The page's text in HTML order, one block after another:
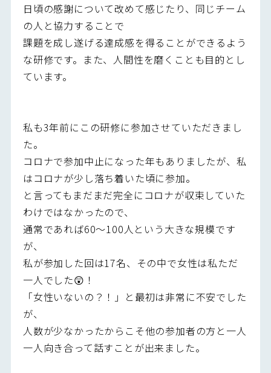
日頃の感謝について改めて感じたり、同じチーム
の人と協力することで
課題を成し遂げる達成感を得ることができるよう
な研修です。また、人間性を磨くことも目的とし
ています。
私も3年前にこの研修に参加させていただきまし
た。
コロナで参加中止になった年もありましたが、私
はコロナが少し落ち着いた頃に参加。
と言ってもまだまだ完全にコロナが収束していた
わけではなかったので、
通常であれば60～100人という大きな規模です
が、
私が参加した回は17名、その中で女性は私ただ
一人でした😲！
「女性いないの？！」と最初は非常に不安でした
が、
人数が少なかったからこそ他の参加者の方と一人
一人向き合って話すことが出来ました。